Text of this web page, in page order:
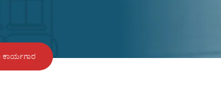
ಕಾರ್ಯಗಾರ